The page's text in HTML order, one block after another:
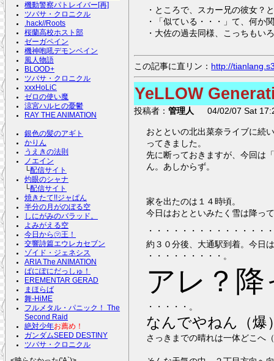
機動警察パトレイバー[再]
ツバサ・クロニクル
.hack//Roots
桜蘭高校ホスト部
ゼーガペイン
機神咆吼デモンベイン
風人物語
BLOOD+
ツバサ・クロニクル
xxxHoLiC
ゼロの使い魔
涼宮ハルヒの憂鬱
RAY THE ANIMATION
銀色の髪のアギト
かりん
うえきの法則
ノエイン
└配信サイト
灼眼のシャナ
└配信サイト
焼きたて!!ジャぱん
半分の月がのぼる空
しにがみのバラッド。
よみがえる空
今日から㋮王！
交響詩篇エウレカセブン
ゾイド・ジェネシス
ARIA The ANIMATION
ぱにぽにだっしゅ！
EREMENTAR GERAD
まほらば
舞-HiME
フルメタル・パニック！ The
Second Raid
絶対少年お薦め！
ガンダムSEED DESTINY
ツバサ・クロニクル
・ところで、スカー兄の彼女？
・「似ている・・・」て、何か
・大佐の過去同様、こっちもい
この記事に直リン： http://
YeLLOW
投稿者：管理人 04/02/07 Sat
おとといの北出菜奈ライブに続
ってきました。
先に断っておきますが、今回は
ん。あしからず。
家を出たのは１４時頃。
今日はおとといみたく雪は降っ
・・・・・・・・・・・・・・
約３０分後、大通駅到着。今日
・・・・・・・・・。
アレ？
・・・・・。
なんでやねん（爆
さっきまでの晴れは一体どこへ